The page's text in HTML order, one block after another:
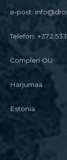
e-post:
Telefon: +372 533
Compleri OÜ
Harjumaa
Estonia